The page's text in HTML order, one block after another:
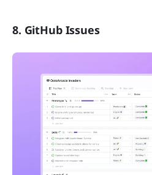
8. GitHub Issues